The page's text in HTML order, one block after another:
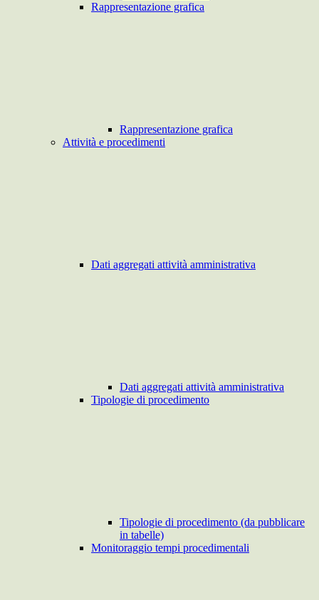
Rappresentazione grafica
Rappresentazione grafica
Attività e procedimenti
Dati aggregati attività amministrativa
Dati aggregati attività amministrativa
Tipologie di procedimento
Tipologie di procedimento (da pubblicare
in tabelle)
Monitoraggio tempi procedimentali